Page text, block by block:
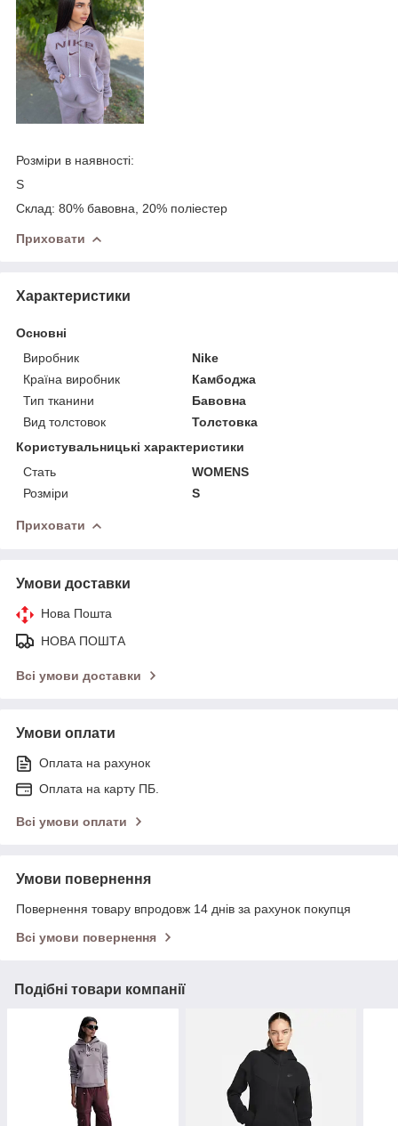
Розміри в наявності:
S
Склад: 80% бавовна, 20% полiестер
Приховати
Характеристики
Основні
Виробник
Nike
Країна виробник
Камбоджа
Тип тканини
Бавовна
Вид толстовок
Толстовка
Користувальницькі характеристики
Стать
WOMENS
Розміри
S
Приховати
Умови доставки
Нова Пошта
НОВА ПОШТА
Всі умови доставки
Умови оплати
Оплата на рахунок
Оплата на карту ПБ.
Всі умови оплати
Умови повернення
Повернення товару впродовж 14 днів за рахунок покупця
Всі умови повернення
Подібні товари компанії